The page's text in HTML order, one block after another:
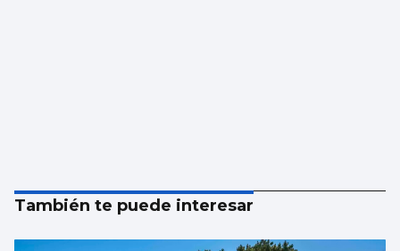
También te puede interesar